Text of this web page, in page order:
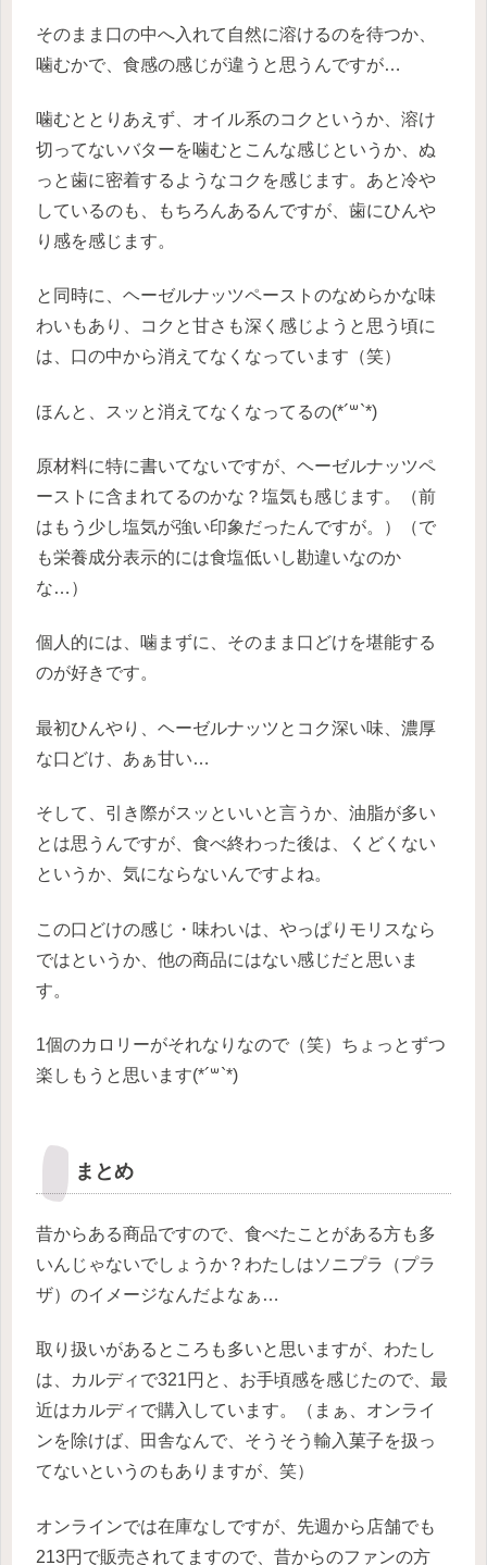
そのまま口の中へ入れて自然に溶けるのを待つか、
噛むかで、食感の感じが違うと思うんですが…
噛むととりあえず、オイル系のコクというか、溶け
切ってないバターを噛むとこんな感じというか、ぬ
っと歯に密着するようなコクを感じます。あと冷や
しているのも、もちろんあるんですが、歯にひんや
り感を感じます。
と同時に、ヘーゼルナッツペーストのなめらかな味
わいもあり、コクと甘さも深く感じようと思う頃に
は、口の中から消えてなくなっています（笑）
ほんと、スッと消えてなくなってるの(*´꒳`*)
原材料に特に書いてないですが、ヘーゼルナッツペ
ーストに含まれてるのかな？塩気も感じます。（前
はもう少し塩気が強い印象だったんですが。）（で
も栄養成分表示的には食塩低いし勘違いなのか
な…）
個人的には、噛まずに、そのまま口どけを堪能する
のが好きです。
最初ひんやり、ヘーゼルナッツとコク深い味、濃厚
な口どけ、あぁ甘い…
そして、引き際がスッといいと言うか、油脂が多い
とは思うんですが、食べ終わった後は、くどくない
というか、気にならないんですよね。
この口どけの感じ・味わいは、やっぱりモリスなら
ではというか、他の商品にはない感じだと思いま
す。
1個のカロリーがそれなりなので（笑）ちょっとずつ
楽しもうと思います(*´꒳`*)
まとめ
昔からある商品ですので、食べたことがある方も多
いんじゃないでしょうか？わたしはソニプラ（プラ
ザ）のイメージなんだよなぁ…
取り扱いがあるところも多いと思いますが、わたし
は、カルディで321円と、お手頃感を感じたので、最
近はカルディで購入しています。（まぁ、オンライ
ンを除けば、田舎なんで、そうそう輸入菓子を扱っ
てないというのもありますが、笑）
オンラインでは在庫なしですが、先週から店舗でも
213円で販売されてますので、昔からのファンの方